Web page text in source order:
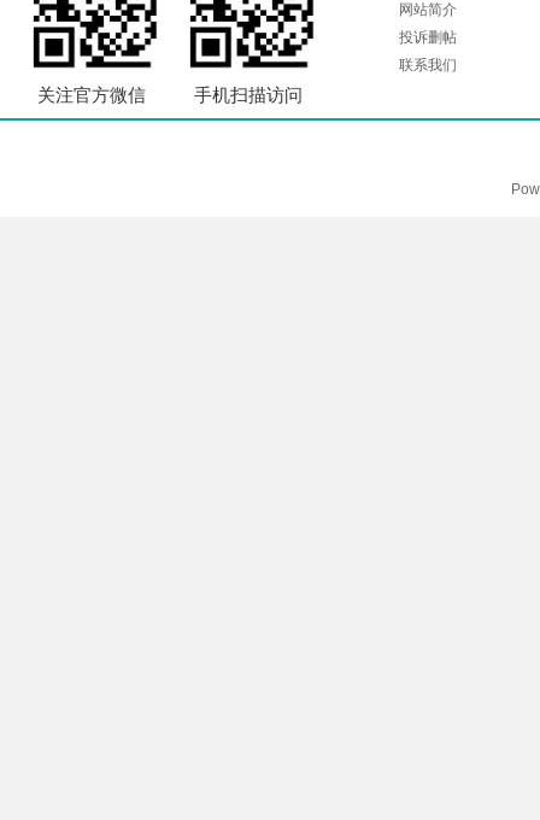
关注官方微信 手机扫描访问
网站简介
投诉删帖
联系我们